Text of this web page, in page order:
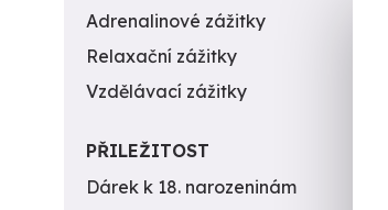
Adrenalinové zážitky
Relaxační zážitky
Vzdělávací zážitky
PŘILEŽITOST
Dárek k 18. narozeninám